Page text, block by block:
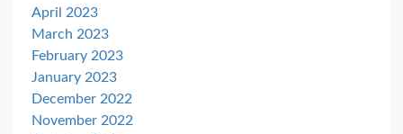
April 2023
March 2023
February 2023
January 2023
December 2022
November 2022